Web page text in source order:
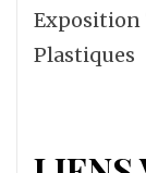
Exposition
Plastiques